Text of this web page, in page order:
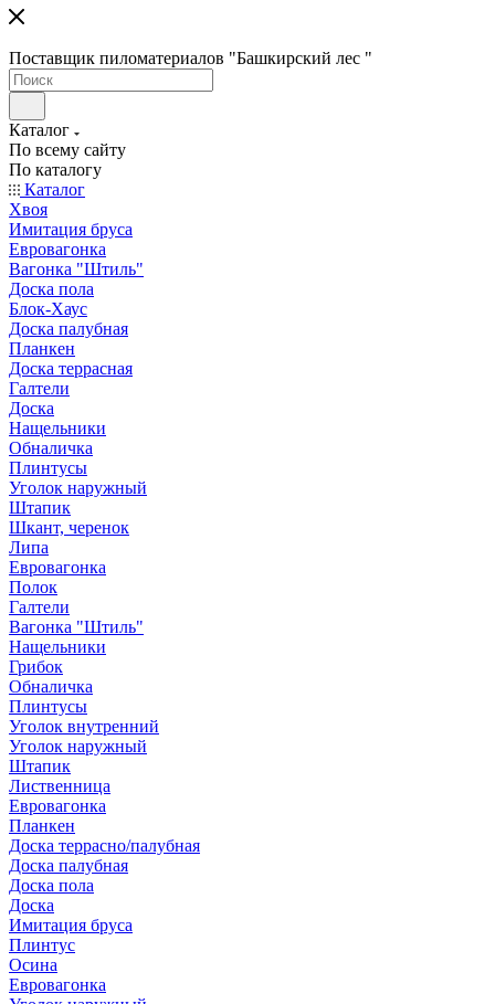
Поставщик пиломатериалов "Башкирский лес "
Каталог
По всему сайту
По каталогу
Каталог
Хвоя
Имитация бруса
Евровагонка
Вагонка "Штиль"
Доска пола
Блок-Хаус
Доска палубная
Планкен
Доска террасная
Галтели
Доска
Нащельники
Обналичка
Плинтусы
Уголок наружный
Штапик
Шкант, черенок
Липа
Евровагонка
Полок
Галтели
Вагонка "Штиль"
Нащельники
Грибок
Обналичка
Плинтусы
Уголок внутренний
Уголок наружный
Штапик
Лиственница
Евровагонка
Планкен
Доска террасно/палубная
Доска палубная
Доска пола
Доска
Имитация бруса
Плинтус
Осина
Евровагонка